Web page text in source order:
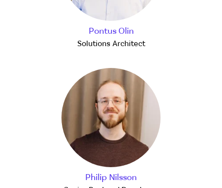
Pontus Olin
Solutions Architect
Philip Nilsson